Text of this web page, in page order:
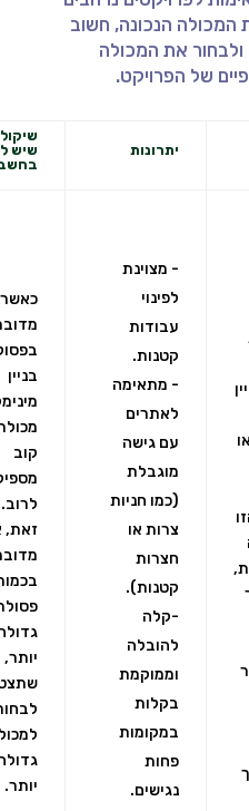
המכולה הנכונה, חשוב
את המכולה
של הפרויקט.
יתרונות
שיש
- מצוינת
לפינוי
עבודות
קטנות.
- מתאימה
לאתרים
עם גישה
מוגבלת
(כמו חניות
צרות או
חצרות
קטנות).
-קלה
להובלה
וממוקמת
בקלות
במקומות
פחות
נגישים.
כאשר
בניין
קוב
זאת,
יותר,
יותר.